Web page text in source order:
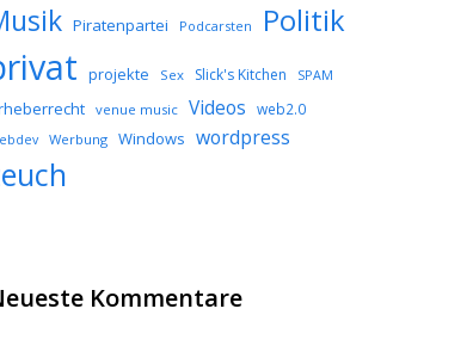
Piratenpartei Podcarsten Politik
projekte Sex Slick's Kitchen SPAM
venue music Videos web2.0
Werbung Windows wordpress
Kommentare